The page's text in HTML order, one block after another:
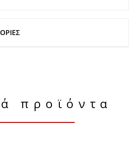
προϊόντα